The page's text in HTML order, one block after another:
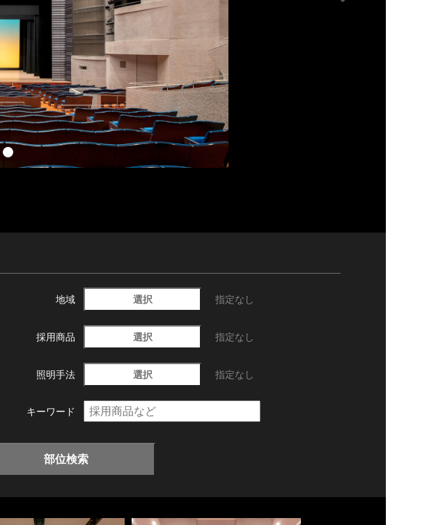
地域 選択 指定なし
採用商品 選択 指定なし
照明手法 選択 指定なし
キーワード
部位検索